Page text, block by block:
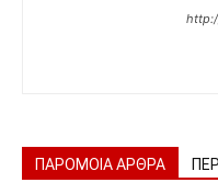
ΠΑΡΟΜΟΙΑ ΑΡΘΡΑ